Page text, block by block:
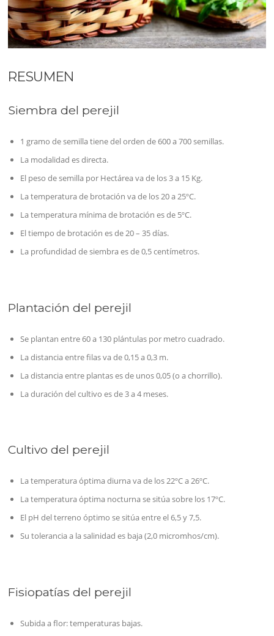
RESUMEN
Siembra del perejil
1 gramo de semilla tiene del orden de 600 a 700 semillas.
La modalidad es directa.
El peso de semilla por Hectárea va de los 3 a 15 Kg.
La temperatura de brotación va de los 20 a 25ºC.
La temperatura mínima de brotación es de 5ºC.
El tiempo de brotación es de 20 – 35 días.
La profundidad de siembra es de 0,5 centímetros.
Plantación del perejil
Se plantan entre 60 a 130 plántulas por metro cuadrado.
La distancia entre filas va de 0,15 a 0,3 m.
La distancia entre plantas es de unos 0,05 (o a chorrillo).
La duración del cultivo es de 3 a 4 meses.
Cultivo del perejil
La temperatura óptima diurna va de los 22ºC a 26ºC.
La temperatura óptima nocturna se sitúa sobre los 17ºC.
El pH del terreno óptimo se sitúa entre el 6,5 y 7,5.
Su tolerancia a la salinidad es baja (2,0 micromhos/cm).
Fisiopatías del perejil
Subida a flor: temperaturas bajas.